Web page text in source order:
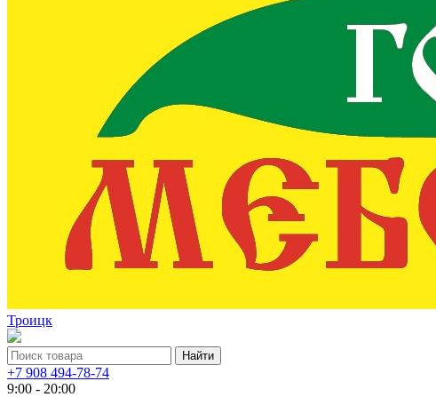
Троицк
+7 908 494-78-74
9:00 - 20:00